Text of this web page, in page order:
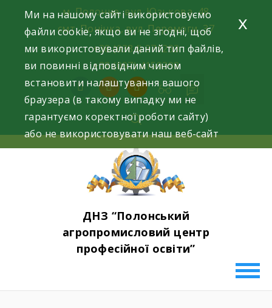
content
м. Полонне, вул. Юзькова, 48
смт. Понінка, вул. Перемоги, 37
+38 (0384) 371293
+38 (097) 4159398
facebookinstagramyoutube
ДНЗ “Полонський
агропромисловий центр
професійної освіти”
Ми на нашому сайті використовуємо
файли cookie, якщо ви не згодні, щоб
ми використовували даний тип файлів,
ви повинні відповідним чином
встановити налаштування вашого
браузера (в такому випадку ми не
гарантуємо коректної роботи сайту)
або не використовувати наш веб-сайт
x